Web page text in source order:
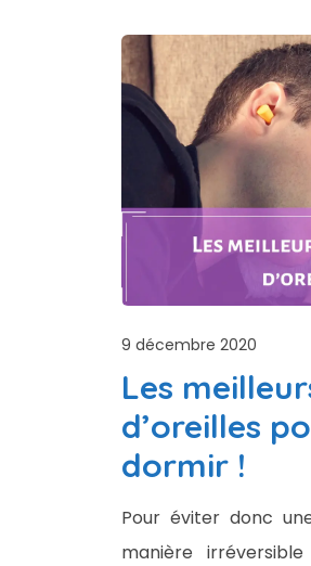
9 décembre 2020
Les
d’oreilles
dormir !
Pour éviter donc
manière